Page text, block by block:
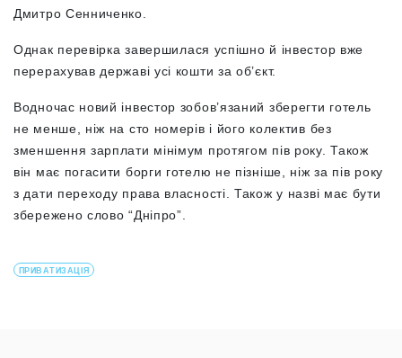
Дмитро Сенниченко.
Однак перевірка завершилася успішно й інвестор вже
перерахував державі усі кошти за об’єкт.
Водночас новий інвестор зобов’язаний зберегти готель
не менше, ніж на сто номерів і його колектив без
зменшення зарплати мінімум протягом пів року. Також
він має погасити борги готелю не пізніше, ніж за пів року
з дати переходу права власності. Також у назві має бути
збережено слово “Дніпро”.
ПРИВАТИЗАЦІЯ